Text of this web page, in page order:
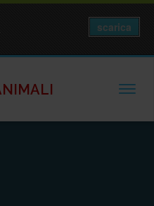
scarica